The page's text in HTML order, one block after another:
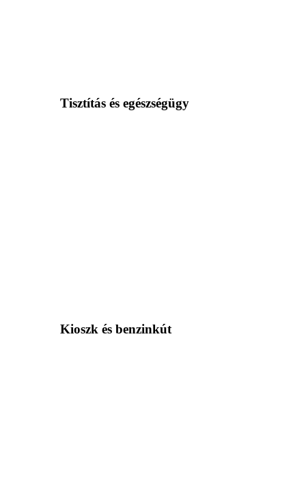
Tisztítás és egészségügy
Kioszk és benzinkút